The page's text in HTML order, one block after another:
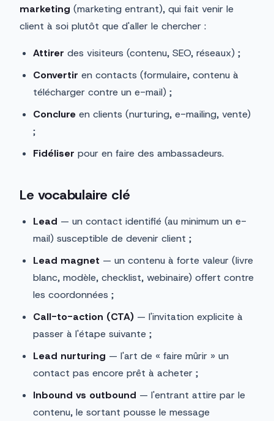
marketing (marketing entrant), qui fait venir le
client à soi plutôt que d'aller le chercher :
Attirer des visiteurs (contenu, SEO, réseaux) ;
Convertir en contacts (formulaire, contenu à
télécharger contre un e-mail) ;
Conclure en clients (nurturing, e-mailing, vente)
;
Fidéliser pour en faire des ambassadeurs.
Le vocabulaire clé
Lead — un contact identifié (au minimum un e-
mail) susceptible de devenir client ;
Lead magnet — un contenu à forte valeur (livre
blanc, modèle, checklist, webinaire) offert contre
les coordonnées ;
Call-to-action (CTA) — l'invitation explicite à
passer à l'étape suivante ;
Lead nurturing — l'art de « faire mûrir » un
contact pas encore prêt à acheter ;
Inbound vs outbound — l'entrant attire par le
contenu, le sortant pousse le message